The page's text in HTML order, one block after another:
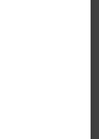
, 불편함 개